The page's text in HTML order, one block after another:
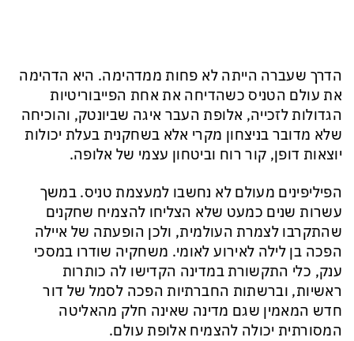
הדרך שעברה הייתה לא פחות ממדהימה. היא הדהימה
את עולם הטניס כשהדיחה את אחת הפייבוריטיות
הגדולות לזכייה, אלופת העבר איגה שביונטק, והוכיחה
שלא מדובר בניצחון מקרי אלא בשחקנית בעלת יכולות
יוצאות דופן, קור רוח וביטחון עצמי של אלופה.
הפיליפינים מעולם לא נחשבו למעצמת טניס. במשך
עשרות שנים כמעט שלא הצליחו להצמיח שחקנים
שהתקרבו לצמרת העולמית, ולכן הופעתה של איילה
הפכה בן לילה לאירוע לאומי. משחקיה שודרו במסכי
ענק, כלי התקשורת במדינה הקדישו לה כותרות
ראשיות, וברשתות החברתיות הפכה לסמל של דור
חדש המאמין שגם מדינה שאינה חלק מהאליטה
המסורתית יכולה להצמיח אלופת עולם.